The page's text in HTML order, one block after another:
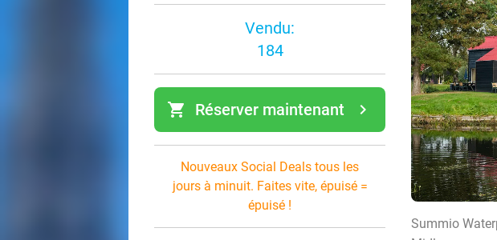
Vendu:
184
shopping_cart navigate_next
Réserver maintenant
Nouveaux Social Deals tous les
jours à minuit. Faites vite, épuisé =
épuisé !
Summio